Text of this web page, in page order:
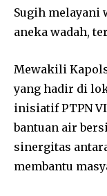
Sugih melayani
aneka wadah,
Mewakili
yang hadir di
inisiatif PTPN
bantuan air
sinergitas
membantu